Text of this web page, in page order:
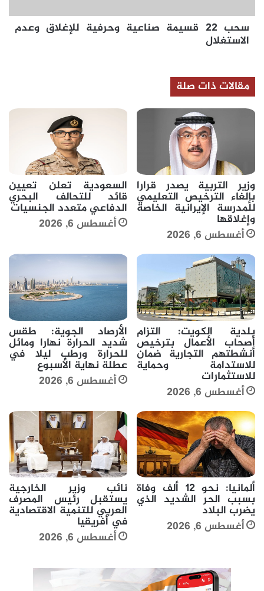
سحب 22 قسيمة صناعية وحرفية للإغلاق وعدم
الاستغلال
مقالات ذات صلة
وزير التربية يصدر قرارا
بإلغاء الترخيص التعليمي
للمدرسة الإيرانية الخاصة
وإغلاقها
أغسطس 6, 2026
السعودية تعلن تعيين
قائد للتحالف البحري
الدفاعي متعدد الجنسيات
أغسطس 6, 2026
بلدية الكويت: التزام
أصحاب الأعمال بترخيص
أنشطتهم التجارية ضمان
للاستدامة وحماية
للاستثمارات
أغسطس 6, 2026
الأرصاد الجوية: طقس
شديد الحرارة نهارا ومائل
للحرارة ورطب ليلا في
عطلة نهاية الأسبوع
أغسطس 6, 2026
ألمانيا: نحو 12 ألف وفاة
بسبب الحر الشديد الذي
يضرب البلاد
أغسطس 6, 2026
نائب وزير الخارجية
يستقبل رئيس المصرف
العربي للتنمية الاقتصادية
في أفريقيا
أغسطس 6, 2026